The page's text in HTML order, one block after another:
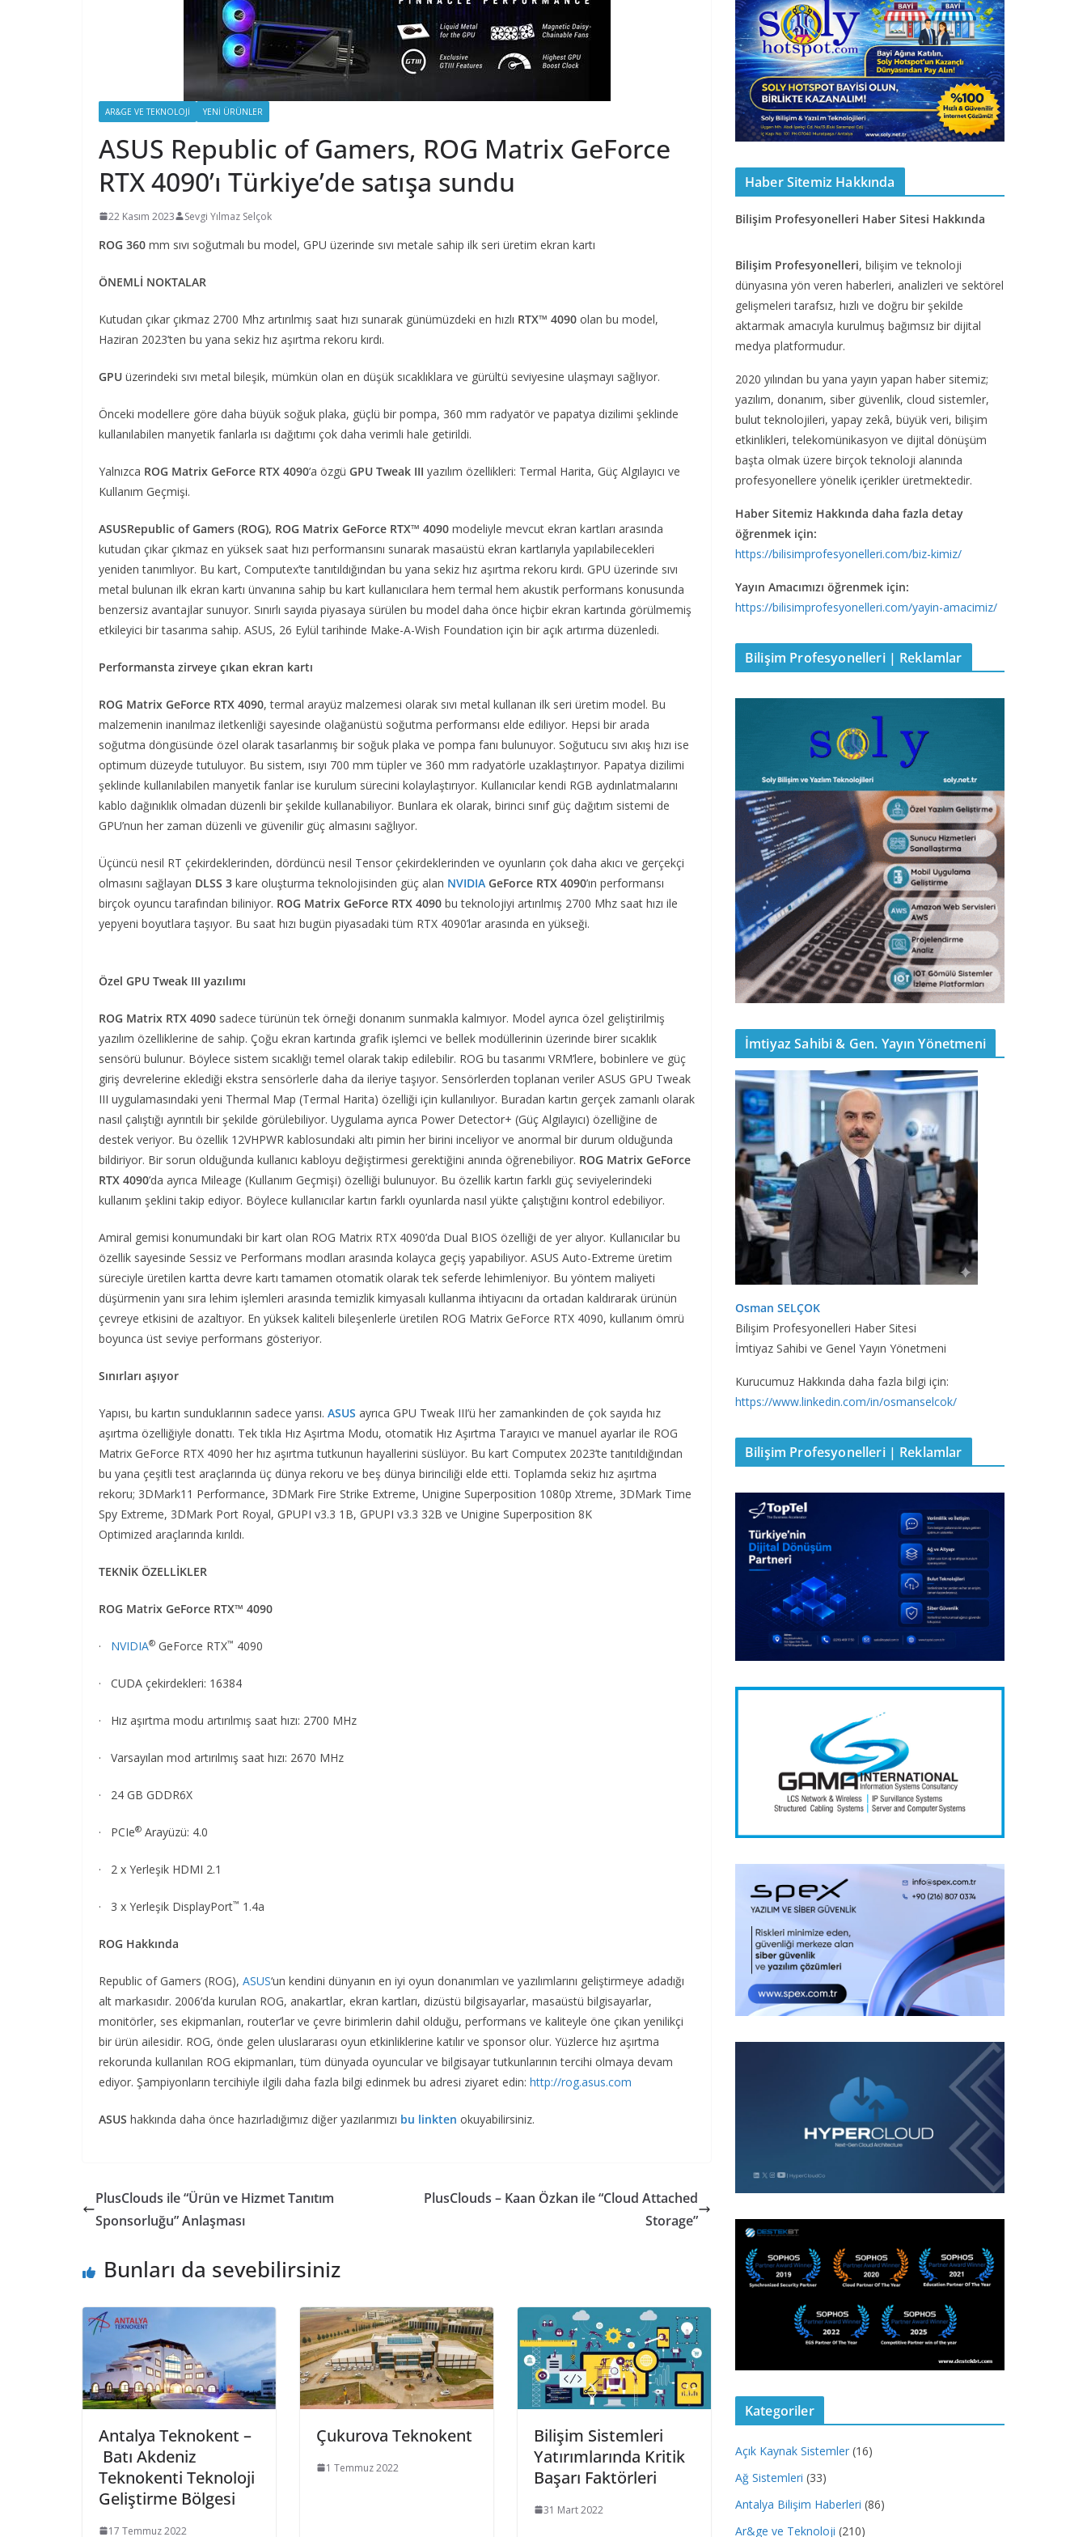
AR&GE VE TEKNOLOJI YENI ÜRÜNLER
ASUS Republic of Gamers, ROG Matrix GeForce
RTX 4090’ı Türkiye’de satışa sundu
22 Kasım 2023 Sevgi Yılmaz Selçok
ROG 360 mm sıvı soğutmalı bu model, GPU üzerinde sıvı metale sahip ilk seri üretim ekran kartı
ÖNEMLİ NOKTALAR
Kutudan çıkar çıkmaz 2700 Mhz artırılmış saat hızı sunarak günümüzdeki en hızlı RTX™ 4090 olan bu model,
Haziran 2023’ten bu yana sekiz hız aşırtma rekoru kırdı.
GPU üzerindeki sıvı metal bileşik, mümkün olan en düşük sıcaklıklara ve gürültü seviyesine ulaşmayı sağlıyor.
Önceki modellere göre daha büyük soğuk plaka, güçlü bir pompa, 360 mm radyatör ve papatya dizilimi şeklinde
kullanılabilen manyetik fanlarla ısı dağıtımı çok daha verimli hale getirildi.
Yalnızca ROG Matrix GeForce RTX 4090’a özgü GPU Tweak III yazılım özellikleri: Termal Harita, Güç Algılayıcı ve
Kullanım Geçmişi.
ASUSRepublic of Gamers (ROG), ROG Matrix GeForce RTX™ 4090 modeliyle mevcut ekran kartları arasında
kutudan çıkar çıkmaz en yüksek saat hızı performansını sunarak masaüstü ekran kartlarıyla yapılabilecekleri
yeniden tanımlıyor. Bu kart, Computex’te tanıtıldığından bu yana sekiz hız aşırtma rekoru kırdı. GPU üzerinde sıvı
metal bulunan ilk ekran kartı ünvanına sahip bu kart kullanıcılara hem termal hem akustik performans konusunda
benzersiz avantajlar sunuyor. Sınırlı sayıda piyasaya sürülen bu model daha önce hiçbir ekran kartında görülmemiş
etkileyici bir tasarıma sahip. ASUS, 26 Eylül tarihinde Make-A-Wish Foundation için bir açık artırma düzenledi.
Performansta zirveye çıkan ekran kartı
ROG Matrix GeForce RTX 4090, termal arayüz malzemesi olarak sıvı metal kullanan ilk seri üretim model. Bu
malzemenin inanılmaz iletkenliği sayesinde olağanüstü soğutma performansı elde ediliyor. Hepsi bir arada
soğutma döngüsünde özel olarak tasarlanmış bir soğuk plaka ve pompa fanı bulunuyor. Soğutucu sıvı akış hızı ise
optimum düzeyde tutuluyor. Bu sistem, ısıyı 700 mm tüpler ve 360 mm radyatörle uzaklaştırıyor. Papatya dizilimi
şeklinde kullanılabilen manyetik fanlar ise kurulum sürecini kolaylaştırıyor. Kullanıcılar kendi RGB aydınlatmalarını
kablo dağınıklık olmadan düzenli bir şekilde kullanabiliyor. Bunlara ek olarak, birinci sınıf güç dağıtım sistemi de
GPU’nun her zaman düzenli ve güvenilir güç almasını sağlıyor.
Üçüncü nesil RT çekirdeklerinden, dördüncü nesil Tensor çekirdeklerinden ve oyunların çok daha akıcı ve gerçekçi
olmasını sağlayan DLSS 3 kare oluşturma teknolojisinden güç alan NVIDIA GeForce RTX 4090’ın performansı
birçok oyuncu tarafından biliniyor. ROG Matrix GeForce RTX 4090 bu teknolojiyi artırılmış 2700 Mhz saat hızı ile
yepyeni boyutlara taşıyor. Bu saat hızı bugün piyasadaki tüm RTX 4090’lar arasında en yükseği.
Özel GPU Tweak III yazılımı
ROG Matrix RTX 4090 sadece türünün tek örneği donanım sunmakla kalmıyor. Model ayrıca özel geliştirilmiş
yazılım özelliklerine de sahip. Çoğu ekran kartında grafik işlemci ve bellek modüllerinin üzerinde birer sıcaklık
sensörü bulunur. Böylece sistem sıcaklığı temel olarak takip edilebilir. ROG bu tasarımı VRM’lere, bobinlere ve güç
giriş devrelerine eklediği ekstra sensörlerle daha da ileriye taşıyor. Sensörlerden toplanan veriler ASUS GPU Tweak
III uygulamasındaki yeni Thermal Map (Termal Harita) özelliği için kullanılıyor. Buradan kartın gerçek zamanlı olarak
nasıl çalıştığı ayrıntılı bir şekilde görülebiliyor. Uygulama ayrıca Power Detector+ (Güç Algılayıcı) özelliğine de
destek veriyor. Bu özellik 12VHPWR kablosundaki altı pimin her birini inceliyor ve anormal bir durum olduğunda
bildiriyor. Bir sorun olduğunda kullanıcı kabloyu değiştirmesi gerektiğini anında öğrenebiliyor. ROG Matrix GeForce
RTX 4090’da ayrıca Mileage (Kullanım Geçmişi) özelliği bulunuyor. Bu özellik kartın farklı güç seviyelerindeki
kullanım şeklini takip ediyor. Böylece kullanıcılar kartın farklı oyunlarda nasıl yükte çalıştığını kontrol edebiliyor.
Amiral gemisi konumundaki bir kart olan ROG Matrix RTX 4090’da Dual BIOS özelliği de yer alıyor. Kullanıcılar bu
özellik sayesinde Sessiz ve Performans modları arasında kolayca geçiş yapabiliyor. ASUS Auto-Extreme üretim
süreciyle üretilen kartta devre kartı tamamen otomatik olarak tek seferde lehimleniyor. Bu yöntem maliyeti
düşürmenin yanı sıra lehim işlemleri arasında temizlik kimyasalı kullanma ihtiyacını da ortadan kaldırarak ürünün
çevreye etkisini de azaltıyor. En yüksek kaliteli bileşenlerle üretilen ROG Matrix GeForce RTX 4090, kullanım ömrü
boyunca üst seviye performans gösteriyor.
Sınırları aşıyor
Yapısı, bu kartın sunduklarının sadece yarısı. ASUS ayrıca GPU Tweak III’ü her zamankinden de çok sayıda hız
aşırtma özelliğiyle donattı. Tek tıkla Hız Aşırtma Modu, otomatik Hız Aşırtma Tarayıcı ve manuel ayarlar ile ROG
Matrix GeForce RTX 4090 her hız aşırtma tutkunun hayallerini süslüyor. Bu kart Computex 2023’te tanıtıldığından
bu yana çeşitli test araçlarında üç dünya rekoru ve beş dünya birinciliği elde etti. Toplamda sekiz hız aşırtma
rekoru; 3DMark11 Performance, 3DMark Fire Strike Extreme, Unigine Superposition 1080p Xtreme, 3DMark Time
Spy Extreme, 3DMark Port Royal, GPUPI v3.3 1B, GPUPI v3.3 32B ve Unigine Superposition 8K
Optimized araçlarında kırıldı.
TEKNİK ÖZELLİKLER
ROG Matrix GeForce RTX™ 4090
· NVIDIA® GeForce RTX™ 4090
· CUDA çekirdekleri: 16384
· Hız aşırtma modu artırılmış saat hızı: 2700 MHz
· Varsayılan mod artırılmış saat hızı: 2670 MHz
· 24 GB GDDR6X
· PCIe® Arayüzü: 4.0
· 2 x Yerleşik HDMI 2.1
· 3 x Yerleşik DisplayPort™ 1.4a
ROG Hakkında
Republic of Gamers (ROG), ASUS‘un kendini dünyanın en iyi oyun donanımları ve yazılımlarını geliştirmeye adadığı
alt markasıdır. 2006’da kurulan ROG, anakartlar, ekran kartları, dizüstü bilgisayarlar, masaüstü bilgisayarlar,
monitörler, ses ekipmanları, router’lar ve çevre birimlerin dahil olduğu, performans ve kaliteyle öne çıkan yenilikçi
bir ürün ailesidir. ROG, önde gelen uluslararası oyun etkinliklerine katılır ve sponsor olur. Yüzlerce hız aşırtma
rekorunda kullanılan ROG ekipmanları, tüm dünyada oyuncular ve bilgisayar tutkunlarının tercihi olmaya devam
ediyor. Şampiyonların tercihiyle ilgili daha fazla bilgi edinmek bu adresi ziyaret edin: http://rog.asus.com
ASUS hakkında daha önce hazırladığımız diğer yazılarımızı bu linkten okuyabilirsiniz.
PlusClouds ile “Ürün ve Hizmet Tanıtım
Sponsorluğu” Anlaşması
PlusClouds – Kaan Özkan ile “Cloud Attached
Storage”
Bunları da sevebilirsiniz
Antalya Teknokent –
Batı Akdeniz
Teknokenti Teknoloji
Geliştirme Bölgesi
17 Temmuz 2022
Çukurova Teknokent
1 Temmuz 2022
Bilişim Sistemleri
Yatırımlarında Kritik
Başarı Faktörleri
31 Mart 2022
Haber Sitemiz Hakkında
Bilişim Profesyonelleri Haber Sitesi Hakkında
Bilişim Profesyonelleri, bilişim ve teknoloji
dünyasına yön veren haberleri, analizleri ve sektörel
gelişmeleri tarafsız, hızlı ve doğru bir şekilde
aktarmak amacıyla kurulmuş bağımsız bir dijital
medya platformudur.
2020 yılından bu yana yayın yapan haber sitemiz;
yazılım, donanım, siber güvenlik, cloud sistemler,
bulut teknolojileri, yapay zekâ, büyük veri, bilişim
etkinlikleri, telekomünikasyon ve dijital dönüşüm
başta olmak üzere birçok teknoloji alanında
profesyonellere yönelik içerikler üretmektedir.
Haber Sitemiz Hakkında daha fazla detay
öğrenmek için:
https://bilisimprofesyonelleri.com/biz-kimiz/
Yayın Amacımızı öğrenmek için:
https://bilisimprofesyonelleri.com/yayin-amacimiz/
Bilişim Profesyonelleri | Reklamlar
İmtiyaz Sahibi & Gen. Yayın Yönetmeni
Osman SELÇOK
Bilişim Profesyonelleri Haber Sitesi
İmtiyaz Sahibi ve Genel Yayın Yönetmeni
Kurucumuz Hakkında daha fazla bilgi için:
https://www.linkedin.com/in/osmanselcok/
Bilişim Profesyonelleri | Reklamlar
Kategoriler
Açık Kaynak Sistemler (16)
Ağ Sistemleri (33)
Antalya Bilişim Haberleri (86)
Ar&ge ve Teknoloji (210)